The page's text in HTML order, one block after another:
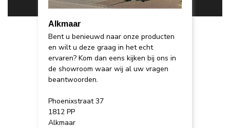
Alkmaar
Bent u benieuwd naar onze producten
en wilt u deze graag in het echt
ervaren? Kom dan eens kijken bij ons in
de showroom waar wij al uw vragen
beantwoorden.
Phoenixstraat 37
1812 PP
Alkmaar